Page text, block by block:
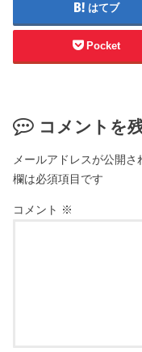
はてブ
Pocket
コメントを
メールアドレスが公開さ
欄は必須項目です
コメント ※